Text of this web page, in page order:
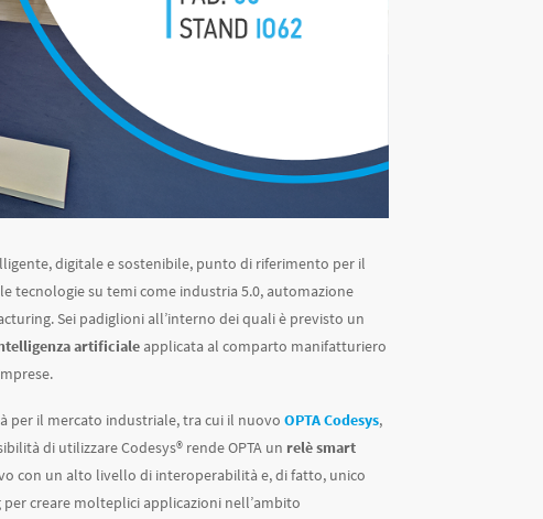
digitale e sostenibile, punto di riferimento per il
tecnologie su temi come industria 5.0, automazione
Sei padiglioni all’interno dei quali è previsto un
artificiale applicata al comparto manifatturiero
per il mercato industriale, tra cui il nuovoOPTA Codesys,
di utilizzare Codesys® rende OPTA un relè smart
con un alto livello di interoperabilità e, di fatto, unico
creare molteplici applicazioni nell’ambito